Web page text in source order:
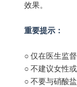
效果。
重要提示：
○ 仅在医生监督
○ 不建议女性或
○ 不要与硝酸